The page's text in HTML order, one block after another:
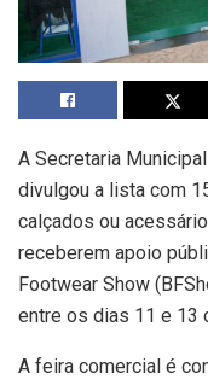
A Secretaria
divulgou a lista com
calçados ou
receberem apoio
Footwear Show
entre os dias 11 e 13
A feira comercial é